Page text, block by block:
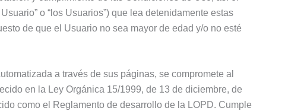
o “los Usuarios”) que lea detenidamente estas
de que el Usuario no sea mayor de edad y/o no esté
a través de sus páginas, se compromete al
en la Ley Orgánica 15/1999, de 13 de diciembre, de
como el Reglamento de desarrollo de la LOPD. Cumple